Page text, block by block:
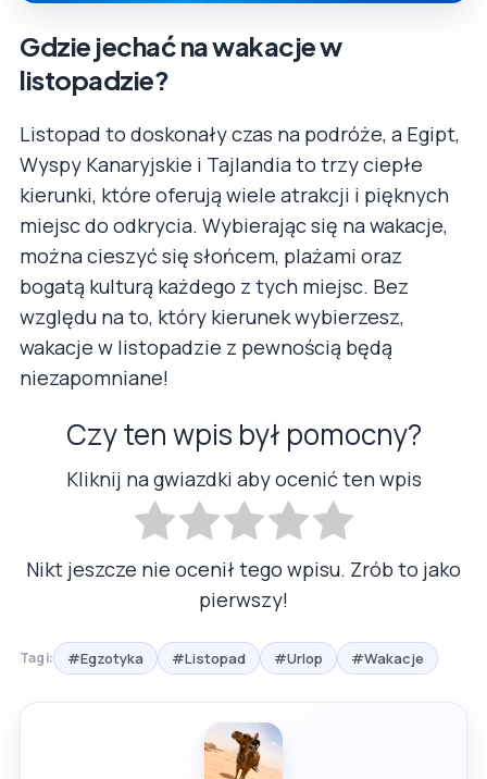
Gdzie jechać na wakacje w
listopadzie?
Listopad to doskonały czas na podróże, a Egipt,
Wyspy Kanaryjskie i Tajlandia to trzy ciepłe
kierunki, które oferują wiele atrakcji i pięknych
miejsc do odkrycia. Wybierając się na wakacje,
można cieszyć się słońcem, plażami oraz
bogatą kulturą każdego z tych miejsc. Bez
względu na to, który kierunek wybierzesz,
wakacje w listopadzie z pewnością będą
niezapomniane!
Czy ten wpis był pomocny?
Kliknij na gwiazdki aby ocenić ten wpis
Nikt jeszcze nie ocenił tego wpisu. Zrób to jako
pierwszy!
Tagi: #Egzotyka #Listopad #Urlop #Wakacje